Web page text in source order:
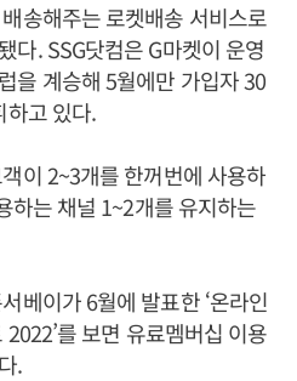
송해주는 로켓배송 서비스로
다. SSG닷컴은 G마켓이 운영
을 계승해 5월에만 가입자 30
하고 있다.
이 2~3개를 한꺼번에 사용하
하는 채널 1~2개를 유지하는
베이가 6월에 발표한 ‘온라인
를 보면 유료멤버십 이용
.